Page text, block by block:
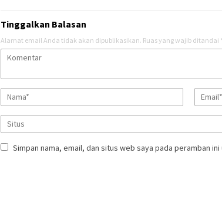
Tinggalkan Balasan
Alamat email Anda tidak akan dipublikasikan. Ruas yang wajib ditandai *
Simpan nama, email, dan situs web saya pada peramban